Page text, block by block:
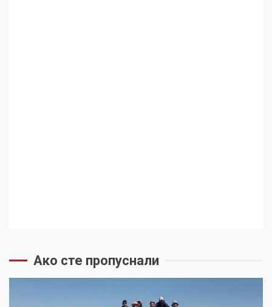
Ако сте пропуснали